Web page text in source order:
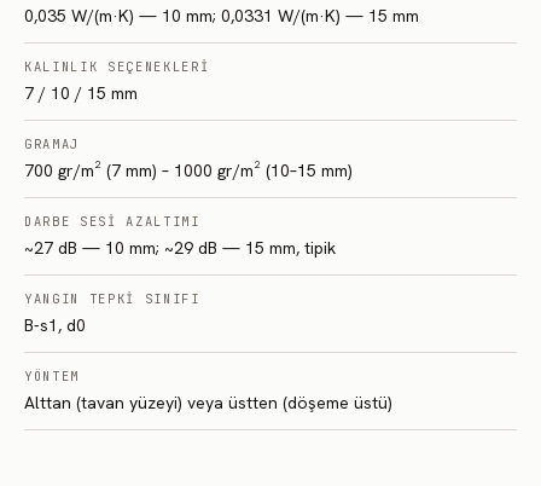
0,035 W/(m·K) — 10 mm; 0,0331 W/(m·K) — 15 mm
KALINLIK SEÇENEKLERI
7 / 10 / 15 mm
GRAMAJ
700 gr/m² (7 mm) – 1000 gr/m² (10–15 mm)
DARBE SESI AZALTIMI
~27 dB — 10 mm; ~29 dB — 15 mm, tipik
YANGIN TEPKI SINIFI
B-s1, d0
YÖNTEM
Alttan (tavan yüzeyi) veya üstten (döşeme üstü)